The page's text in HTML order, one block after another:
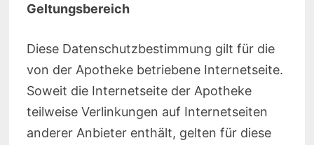
Geltungsbereich
Diese Datenschutzbestimmung gilt für die
von der Apotheke betriebene Internetseite.
Soweit die Internetseite der Apotheke
teilweise Verlinkungen auf Internetseiten
anderer Anbieter enthält, gelten für diese